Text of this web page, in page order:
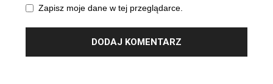
Zapisz moje dane w tej przeglądarce.